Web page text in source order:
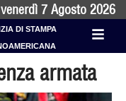
venerdì 7 Agosto 2026
DI STAMPA
armata